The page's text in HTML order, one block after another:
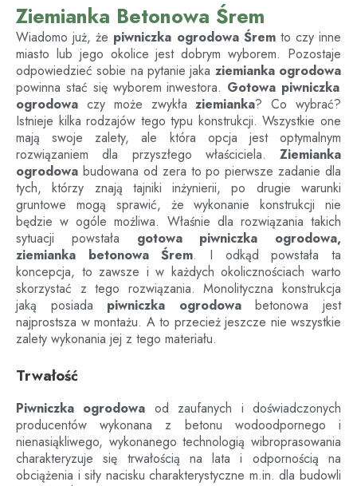
Ziemianka Betonowa Śrem
Wiadomo już, że piwniczka ogrodowa Śrem to czy inne
miasto lub jego okolice jest dobrym wyborem. Pozostaje
odpowiedzieć sobie na pytanie jaka ziemianka ogrodowa
powinna stać się wyborem inwestora. Gotowa piwniczka
ogrodowa czy może zwykłaziemianka? Co wybrać?
Istnieje kilka rodzajów tego typu konstrukcji. Wszystkie one
mają swoje zalety, ale która opcja jest optymalnym
rozwiązaniem dla przyszłego właściciela. Ziemianka
ogrodowa budowana od zera to po pierwsze zadanie dla
tych, którzy znają tajniki inżynierii, po drugie warunki
gruntowe mogą sprawić, że wykonanie konstrukcji nie
będzie w ogóle możliwa. Właśnie dla rozwiązania takich
sytuacji powstała gotowa piwniczka ogrodowa,
ziemianka betonowaŚrem. I odkąd powstała ta
koncepcja, to zawsze i w każdych okolicznościach warto
skorzystać z tego rozwiązania. Monolityczna konstrukcja
jaką posiada piwniczka ogrodowabetonowa jest
najprostsza w montażu. A to przecież jeszcze nie wszystkie
zalety wykonania jej z tego materiału.
Trwałość
Piwniczka ogrodowa od zaufanych i doświadczonych
producentów wykonana z betonu wodoodpornego i
nienasiąkliwego, wykonanego technologią wibroprasowania
charakteryzuje się trwałością na lata i odpornością na
obciążenia i siły nacisku charakterystyczne m.in. dla budowli